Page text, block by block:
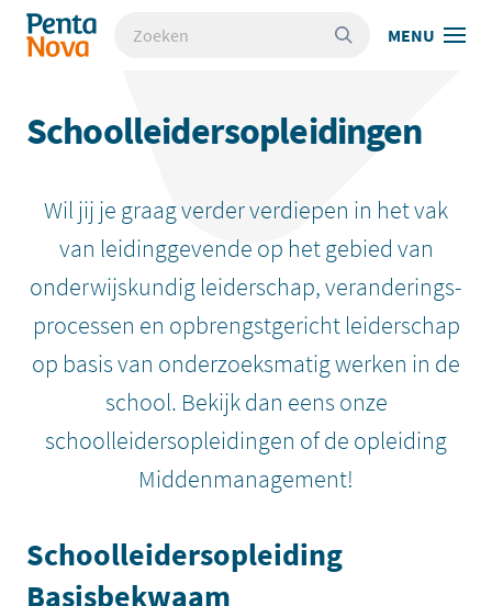
Overslaan
inhoud
gaan
Pentanova - Academie voor schoolleiderschap
Zoeken MENU
Schoolleidersopleidingen
Wil jij je graag verder verdiepen in het vak
van leidinggevende op het gebied van
onderwijskundig leiderschap, veranderings-
processen en opbrengstgericht leiderschap
op basis van onderzoeksmatig werken in de
school. Bekijk dan eens onze
schoolleidersopleidingen of de opleiding
Middenmanagement!
Schoolleidersopleiding
Basisbekwaam